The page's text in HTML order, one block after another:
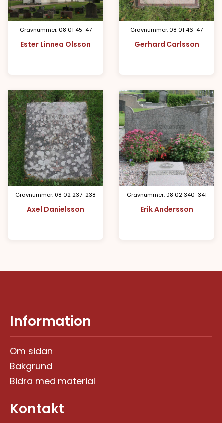
Gravnummer: 08 01 45-47
Ester Linnea Olsson
Gravnummer: 08 01 46-47
Gerhard Carlsson
Gravnummer: 08 02 237-238
Axel Danielsson
Gravnummer: 08 02 340-341
Erik Andersson
Information
Om sidan
Bakgrund
Bidra med material
Kontakt